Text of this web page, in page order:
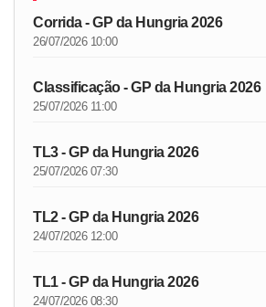
Corrida - GP da Hungria 2026
26/07/2026 10:00
Classificação - GP da Hungria 2026
25/07/2026 11:00
TL3 - GP da Hungria 2026
25/07/2026 07:30
TL2 - GP da Hungria 2026
24/07/2026 12:00
TL1 - GP da Hungria 2026
24/07/2026 08:30